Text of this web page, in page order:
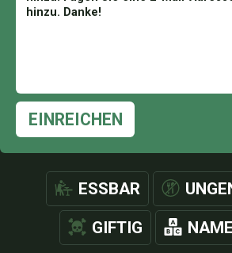
EINREICHEN
ESSBAR
GIFTIG